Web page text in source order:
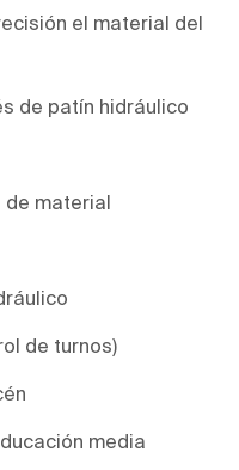
el material del
de patín hidráulico
de material
de turnos)
media